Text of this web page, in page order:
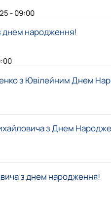
- 09:00
днем народження!
з Ювілейним Днем
з Днем
з днем народження!